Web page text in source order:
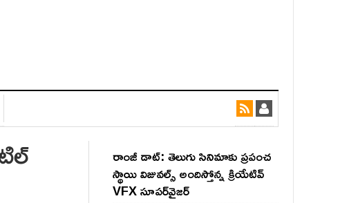
రాంజీ డాట్: తెలుగు సినిమాకు ప్రపంచ
స్థాయి విజువల్స్ అందిస్తోన్న క్రియేటివ్
VFX సూపర్‌వైజర్